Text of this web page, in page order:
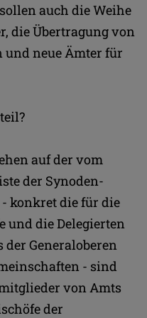
auch die Weihe
die Übertragung von
und neue Ämter für
auf der vom
der Synoden-
konkret die für die
und die Delegierten
der Generaloberen
- sind
von Amts
der